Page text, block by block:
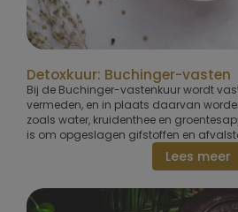
Detoxkuur: Buchinger-vasten
Bij de Buchinger-vastenkuur wordt
vermeden, en in plaats daarvan
zoals water, kruidenthee en
is om opgeslagen gifstoffen en
Lees meer